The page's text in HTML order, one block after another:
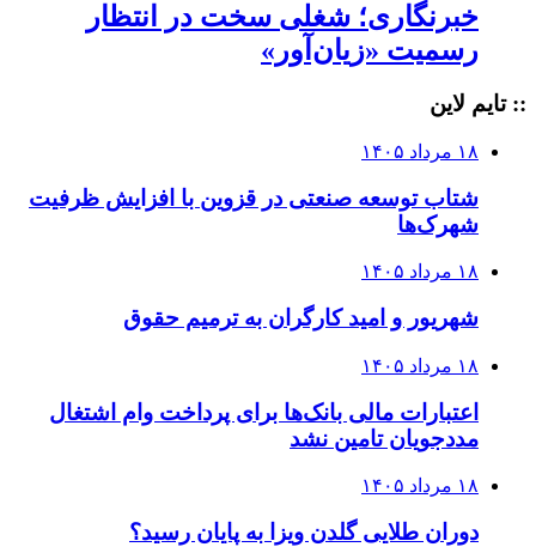
خبرنگاری؛ شغلی سخت در انتظار
رسمیت «زیان‌آور»
:: تایم لاین
۱۸ مرداد ۱۴۰۵
شتاب توسعه صنعتی در قزوین با افزایش ظرفیت
شهرک‌ها
۱۸ مرداد ۱۴۰۵
شهریور و امید کارگران به ترمیم حقوق
۱۸ مرداد ۱۴۰۵
اعتبارات مالی بانک‌ها برای پرداخت وام اشتغال
مددجویان تامین نشد
۱۸ مرداد ۱۴۰۵
دوران طلایی گلدن ویزا به پایان رسید؟